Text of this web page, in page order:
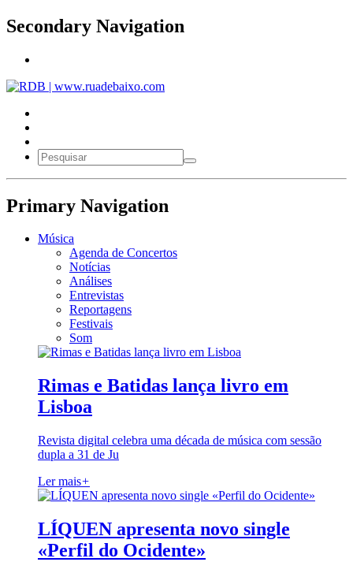
Secondary Navigation
Primary Navigation
Música
Agenda de Concertos
Notícias
Análises
Entrevistas
Reportagens
Festivais
Som
Rimas e Batidas lança livro em
Lisboa
Revista digital celebra uma década de música com sessão
dupla a 31 de Ju
Ler mais+
LÍQUEN apresenta novo single
«Perfil do Ocidente»